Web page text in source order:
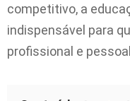
competitivo, a
indispensável para
profissional e